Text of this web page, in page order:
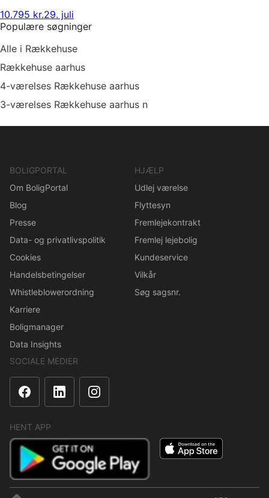
10.795 kr.29. juli
Populære søgninger
Alle i Rækkehuse
Rækkehuse aarhus
4-værelses Rækkehuse aarhus
3-værelses Rækkehuse aarhus n
BOLIGPORTAL
Om BoligPortal
Blog
Presse
Data- og privatlivspolitik
Cookies
Handelsbetingelser
Whistleblowerordning
Karriere
Boligmanager
Data Insights
HJÆLP
Udlej værelse
Flyttesyn
Fremlejekontrakt
Fremlej lejebolig
Kundeservice
Vilkår
Søg sagsnr.
SOCIALE MEDIER
HENT APP